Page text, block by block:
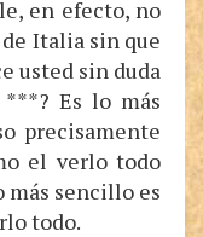
en efecto, no
Italia sin que
usted sin duda
Es lo más
precisamente
el verlo todo
más sencillo es
todo.